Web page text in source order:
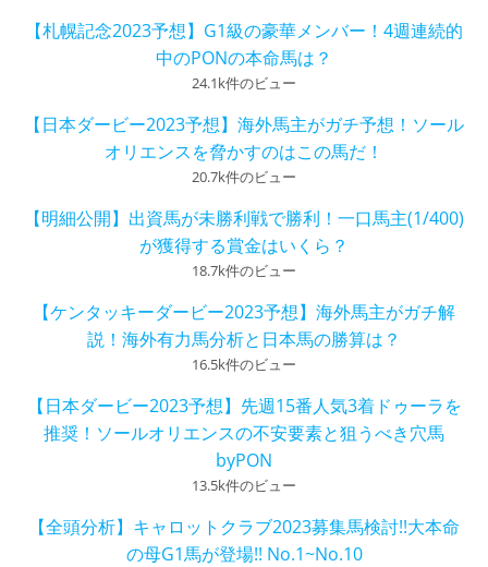
【札幌記念2023予想】G1級の豪華メンバー！4週連続的
中のPONの本命馬は？
24.1k件のビュー
【日本ダービー2023予想】海外馬主がガチ予想！ソール
オリエンスを脅かすのはこの馬だ！
20.7k件のビュー
【明細公開】出資馬が未勝利戦で勝利！一口馬主(1/400)
が獲得する賞金はいくら？
18.7k件のビュー
【ケンタッキーダービー2023予想】海外馬主がガチ解
説！海外有力馬分析と日本馬の勝算は？
16.5k件のビュー
【日本ダービー2023予想】先週15番人気3着ドゥーラを
推奨！ソールオリエンスの不安要素と狙うべき穴馬
byPON
13.5k件のビュー
【全頭分析】キャロットクラブ2023募集馬検討!!大本命
の母G1馬が登場!! No.1~No.10